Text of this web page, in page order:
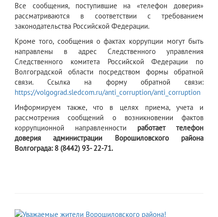
Все сообщения, поступившие на «телефон доверия»
рассматриваются в соответствии с требованием
законодательства Российской Федерации.
Кроме того, сообщения о фактах коррупции могут быть
направлены в адрес Следственного управления
Следственного комитета Российской Федерации по
Волгоградской области посредством формы обратной
связи. Ссылка на форму обратной связи:
https://volgograd.sledcom.ru/anti_corruption/anti_corruption
Информируем также, что в целях приема, учета и
рассмотрения сообщений о возникновении фактов
коррупционной направленности работает телефон
доверияадминистрации Ворошиловского района
Волгограда: 8 (8442) 93- 22-71.